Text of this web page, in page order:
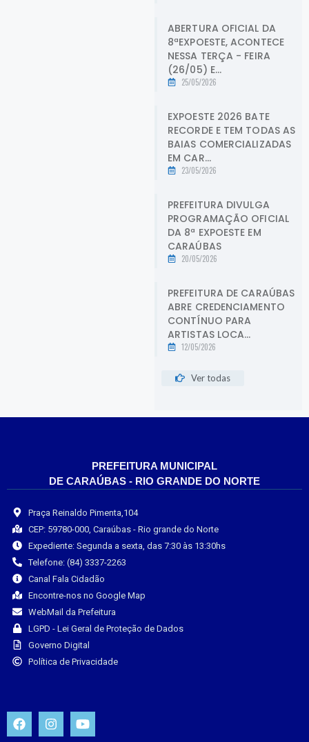
ABERTURA OFICIAL DA
8ªEXPOESTE, ACONTECE
NESSA TERÇA - FEIRA
(26/05) E...
25/05/2026
EXPOESTE 2026 BATE
RECORDE E TEM TODAS AS
BAIAS COMERCIALIZADAS
EM CAR...
23/05/2026
PREFEITURA DIVULGA
PROGRAMAÇÃO OFICIAL
DA 8ª EXPOESTE EM
CARAÚBAS
20/05/2026
PREFEITURA DE CARAÚBAS
ABRE CREDENCIAMENTO
CONTÍNUO PARA
ARTISTAS LOCA...
12/05/2026
Ver todas
PREFEITURA MUNICIPAL
DE CARAÚBAS - RIO GRANDE DO NORTE
Praça Reinaldo Pimenta,104
CEP: 59780-000, Caraúbas - Rio grande do Norte
Expediente: Segunda a sexta, das 7:30 às 13:30hs
Telefone: (84) 3337-2263
Canal Fala Cidadão
Encontre-nos no Google Map
WebMail da Prefeitura
LGPD - Lei Geral de Proteção de Dados
Governo Digital
Política de Privacidade